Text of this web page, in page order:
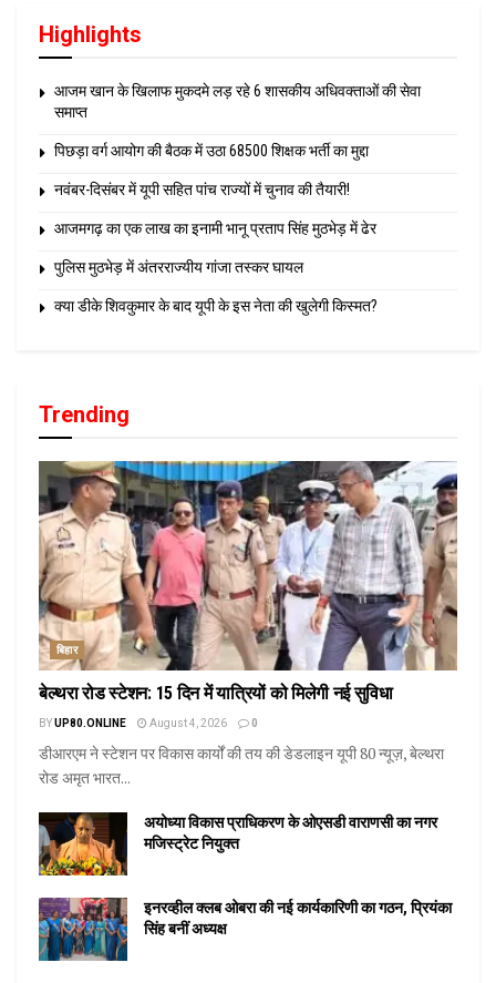
Highlights
आजम खान के खिलाफ मुकदमे लड़ रहे 6 शासकीय अधिवक्ताओं की सेवा
समाप्त
पिछड़ा वर्ग आयोग की बैठक में उठा 68500 शिक्षक भर्ती का मुद्दा
नवंबर-दिसंबर में यूपी सहित पांच राज्यों में चुनाव की तैयारी!
आजमगढ़ का एक लाख का इनामी भानू प्रताप सिंह मुठभेड़ में ढेर
पुलिस मुठभेड़ में अंतरराज्यीय गांजा तस्कर घायल
क्या डीके शिवकुमार के बाद यूपी के इस नेता की खुलेगी किस्मत?
Trending
बिहार
बेल्थरा रोड स्टेशन: 15 दिन में यात्रियों को मिलेगी नई सुविधा
BYUP80.ONLINE August 4, 2026 0
डीआरएम ने स्टेशन पर विकास कार्यों की तय की डेडलाइन यूपी 80 न्यूज़, बेल्थरा
रोड अमृत भारत...
अयोध्या विकास प्राधिकरण के ओएसडी वाराणसी का नगर
मजिस्ट्रेट नियुक्त
इनरव्हील क्लब ओबरा की नई कार्यकारिणी का गठन, प्रियंका
सिंह बनीं अध्यक्ष